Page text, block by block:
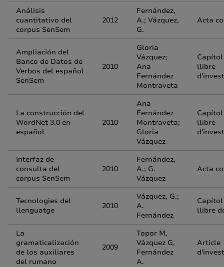
Análisis
cuantitativo del
corpus SenSem
2012
Fernández,
A.; Vázquez,
G.
Acta
Ampliación del
Banco de Datos de
Verbos del español
SenSem
2010
Gloria
Vázquez;
Ana
Fernández
Montraveta
llibre
La construcción del
WordNet 3.0 en
español
2010
Ana
Fernández
Montraveta;
Gloria
Vázquez
llibre
Interfaz de
consulta del
corpus SenSem
2010
Fernández,
A.; G.
Vázquez
Acta
Tecnologies del
llenguatge
2010
Vázquez, G.;
A.
Fernández
llibre
La
gramaticalización
de los auxiliares
del rumano
2009
Topor M,
Vázquez G,
Fernández
A.
Article